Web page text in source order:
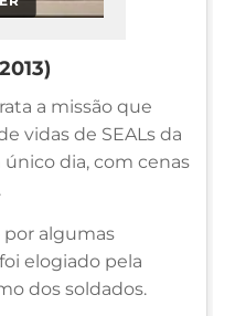
a missão que
vidas de SEALs da
dia, com cenas
algumas
elogiado pela
dos soldados.